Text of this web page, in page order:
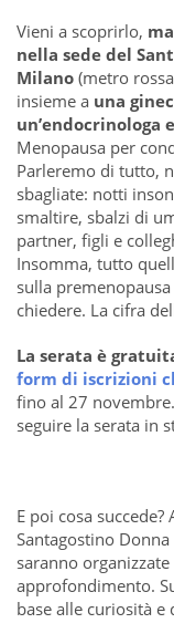
Vieni a scoprirlo,
nella sede del
Milano (metro
insieme a una
un’endocrinologa
Menopausa per
Parleremo di tutto,
sbagliate: notti
smaltire, sbalzi di
partner, figli e
Insomma, tutto
sulla
chiedere. La cifra
La serata è
form di iscrizioni
fino al 27
seguire la serata in
E poi cosa
Santagostino
saranno
approfondimento.
base alle curiosità